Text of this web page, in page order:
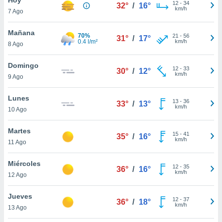
en
más
nuestra
de
cookies
aceptar
7 Ago
32° / 16° 12- 34
km/h
Mañana
8 Ago
70%
0.4 l/m²
31° / 17° 21 - 56
km/h
Domingo
9 Ago
30° / 12° 12- 33
km/h
Lunes
10 Ago
33° / 13° 13- 36
km/h
Martes
11 Ago
35° / 16° 15- 41
km/h
Miércoles
12 Ago
36° / 16° 12- 35
km/h
Jueves
13 Ago
36° / 18° 12- 37
km/h